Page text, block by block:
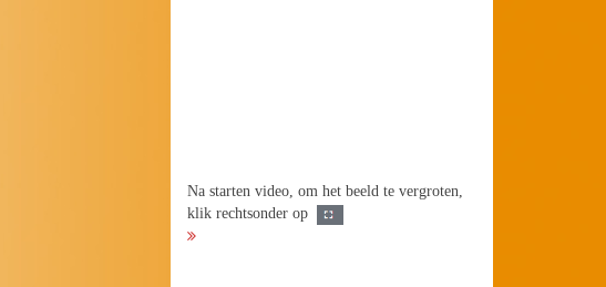
Na starten video, om het beeld te vergroten,
klik rechtsonder op